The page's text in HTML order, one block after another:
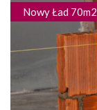
Nowy Ład